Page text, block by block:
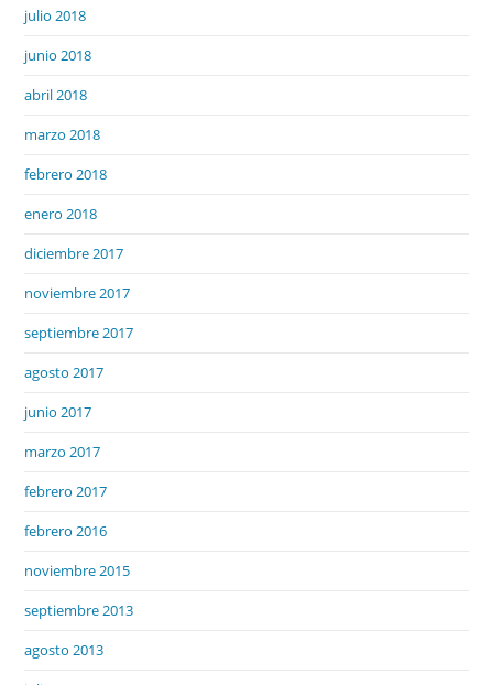
julio 2018
junio 2018
abril 2018
marzo 2018
febrero 2018
enero 2018
diciembre 2017
noviembre 2017
septiembre 2017
agosto 2017
junio 2017
marzo 2017
febrero 2017
febrero 2016
noviembre 2015
septiembre 2013
agosto 2013